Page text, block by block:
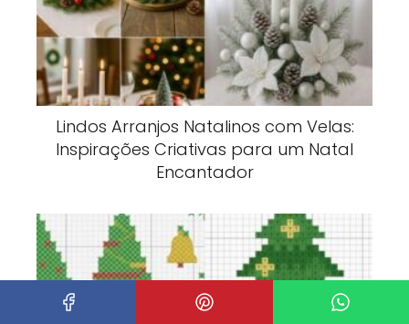
Lindos Arranjos Natalinos com Velas:
Inspirações Criativas para um Natal
Encantador